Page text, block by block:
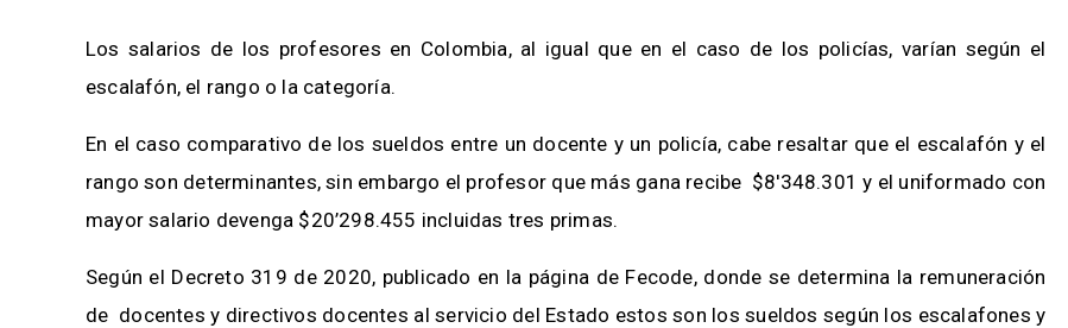
Los salarios de los profesores en Colombia, al igual que en el caso de los policías, varían según el
escalafón, el rango o la categoría.
En el caso comparativo de los sueldos entre un docente y un policía, cabe resaltar que el escalafón y el
rango son determinantes, sin embargo el profesor que más gana recibe $8'348.301 y el uniformado con
mayor salario devenga $20’298.455 incluidas tres primas.
Según el Decreto 319 de 2020, publicado en la página de Fecode, donde se determina la remuneración
de docentes y directivos docentes al servicio del Estado estos son los sueldos según los escalafones y